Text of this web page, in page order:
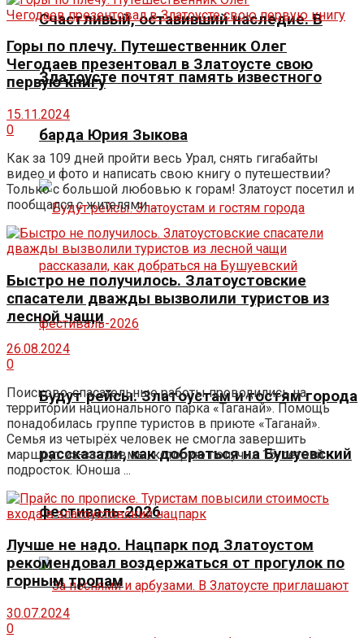
Счастливый, оставивший наследие. В
Златоусте почтят память известного
барда Юрия Зыкова
Будут рейсы. Златоустам и гостям города
рассказали, как добраться на Бушуевский
фестиваль-2026
Горы по плечу. Путешественник Олег
Чегодаев презентовал в Златоусте свою
первую книгу
15.11.2024
0
Как за 109 дней пройти весь Урал, снять гигабайты
видео и фото и написать свою книгу о путешествии?
Только с большой любовью к горам! Златоуст посетил и
пообщался с жителями ...
Быстро не получилось. Златоустовские
спасатели дважды вызволили туристов из
лесной чащи
26.08.2024
0
Поисково-спасательные работы проводились на
территории национального парка «Таганай». Помощь
понадобилась группе туристов в приюте «Таганай».
Семья из четырёх человек не смогла завершить
маршрут из-за травмы, которую получил 15-летний
подросток. Юноша ...
Лучше не надо. Нацпарк под Златоустом
рекомендовал воздержаться от прогулок по
горным тропам
30.07.2024
0